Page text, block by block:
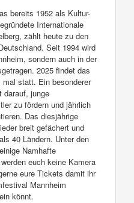
bereits 1952 als Kultur-
Internationale
zählt heute zu den
Seit 1994 wird
sondern auch in der
2025 findet das
statt. Ein besonderer
darauf, junge
zu fördern und jährlich
Das diesjährige
breit gefächert und
40 Ländern. Unter den
Namhafte
euch keine Kamera
eure Tickets damit ihr
Mannheim
könnt.